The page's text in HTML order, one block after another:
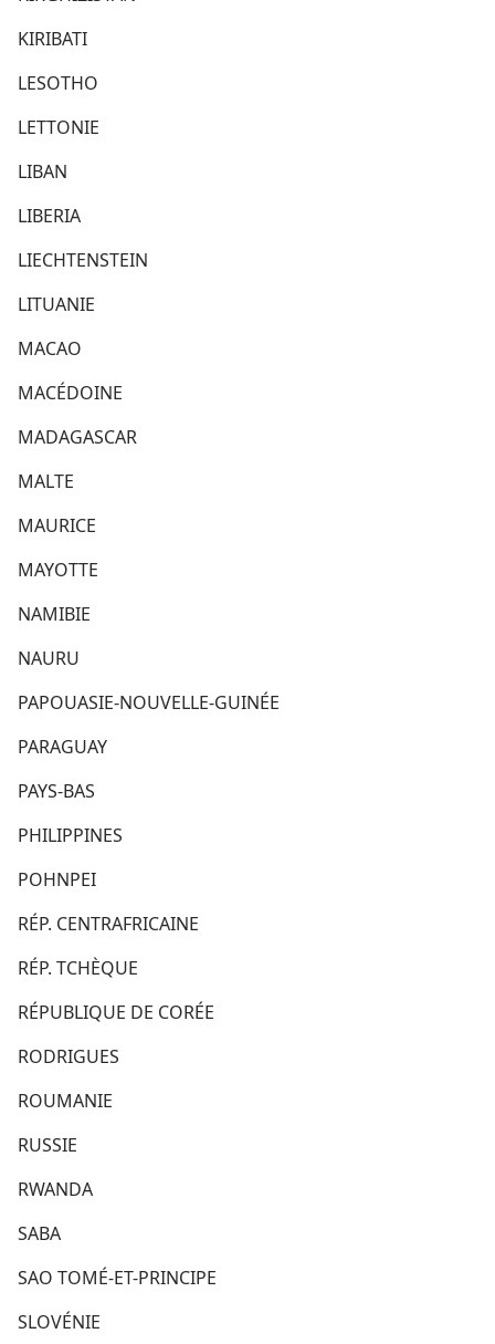
KIRIBATI
LESOTHO
LETTONIE
LIBAN
LIBERIA
LIECHTENSTEIN
LITUANIE
MACAO
MACÉDOINE
MADAGASCAR
MALTE
MAURICE
MAYOTTE
NAMIBIE
NAURU
PAPOUASIE-NOUVELLE-GUINÉE
PARAGUAY
PAYS-BAS
PHILIPPINES
POHNPEI
RÉP. CENTRAFRICAINE
RÉP. TCHÈQUE
RÉPUBLIQUE DE CORÉE
RODRIGUES
ROUMANIE
RUSSIE
RWANDA
SABA
SAO TOMÉ-ET-PRINCIPE
SLOVÉNIE